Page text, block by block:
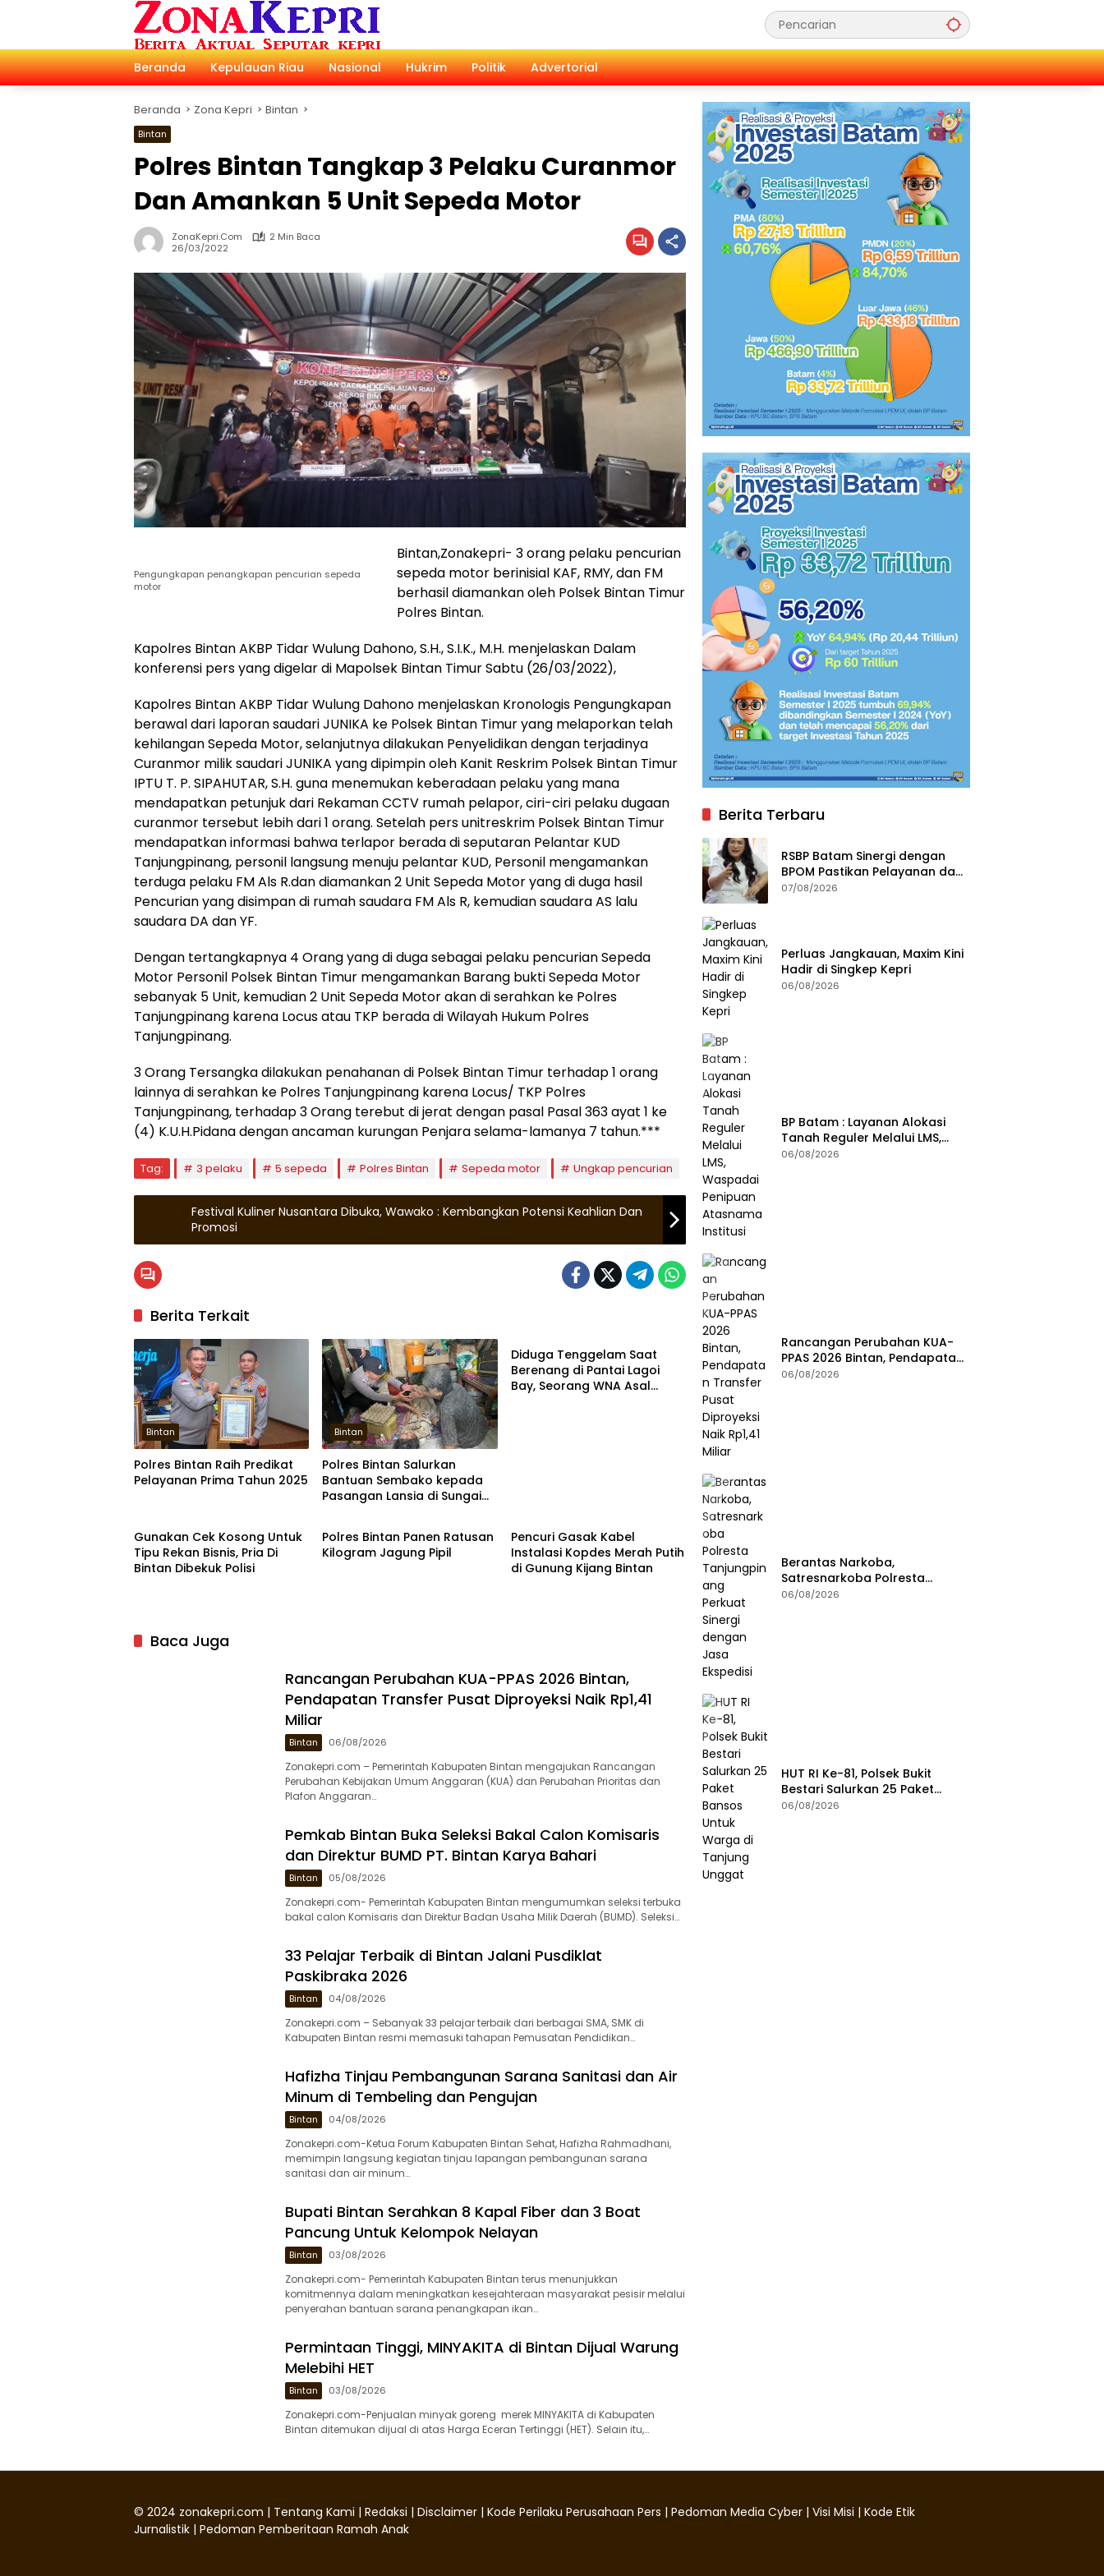
Beranda
Kepulauan Riau Nasional Hukrim Politik Advertorial
Beranda Zona Kepri Bintan
Bintan
Polres Bintan Tangkap 3 Pelaku Curanmor
Dan Amankan 5 Unit Sepeda Motor
ZonaKepri.com
2 Min Baca
26/03/2022
Pengungkapan penangkapan pencurian sepeda
motor
Bintan,Zonakepri- 3 orang pelaku pencurian
sepeda motor berinisial KAF, RMY, dan FM
berhasil diamankan oleh Polsek Bintan Timur
Polres Bintan.
Kapolres Bintan AKBP Tidar Wulung Dahono, S.H., S.I.K., M.H. menjelaskan Dalam
konferensi pers yang digelar di Mapolsek Bintan Timur Sabtu (26/03/2022),
Kapolres Bintan AKBP Tidar Wulung Dahono menjelaskan Kronologis Pengungkapan
berawal dari laporan saudari JUNIKA ke Polsek Bintan Timur yang melaporkan telah
kehilangan Sepeda Motor, selanjutnya dilakukan Penyelidikan dengan terjadinya
Curanmor milik saudari JUNIKA yang dipimpin oleh Kanit Reskrim Polsek Bintan Timur
IPTU T. P. SIPAHUTAR, S.H. guna menemukan keberadaan pelaku yang mana
mendapatkan petunjuk dari Rekaman CCTV rumah pelapor, ciri-ciri pelaku dugaan
curanmor tersebut lebih dari 1 orang. Setelah pers unitreskrim Polsek Bintan Timur
mendapatkan informasi bahwa terlapor berada di seputaran Pelantar KUD
Tanjungpinang, personil langsung menuju pelantar KUD, Personil mengamankan
terduga pelaku FM Als R.dan diamankan 2 Unit Sepeda Motor yang di duga hasil
Pencurian yang disimpan di rumah saudara FM Als R, kemudian saudara AS lalu
saudara DA dan YF.
Dengan tertangkapnya 4 Orang yang di duga sebagai pelaku pencurian Sepeda
Motor Personil Polsek Bintan Timur mengamankan Barang bukti Sepeda Motor
sebanyak 5 Unit, kemudian 2 Unit Sepeda Motor akan di serahkan ke Polres
Tanjungpinang karena Locus atau TKP berada di Wilayah Hukum Polres
Tanjungpinang.
3 Orang Tersangka dilakukan penahanan di Polsek Bintan Timur terhadap 1 orang
lainnya di serahkan ke Polres Tanjungpinang karena Locus/ TKP Polres
Tanjungpinang, terhadap 3 Orang terebut di jerat dengan pasal Pasal 363 ayat 1 ke
(4) K.U.H.Pidana dengan ancaman kurungan Penjara selama-lamanya 7 tahun.***
Tag: 3 pelaku 5 sepeda Polres Bintan Sepeda motor Ungkap pencurian
Festival Kuliner Nusantara Dibuka, Wawako : Kembangkan Potensi Keahlian Dan
Promosi
Berita Terkait
Bintan
Polres Bintan Raih Predikat
Pelayanan Prima Tahun 2025
Bintan
Polres Bintan Salurkan
Bantuan Sembako kepada
Pasangan Lansia di Sungai
Diduga Tenggelam Saat
Berenang di Pantai Lagoi
Bay, Seorang WNA Asal
Gunakan Cek Kosong Untuk
Tipu Rekan Bisnis, Pria Di
Bintan Dibekuk Polisi
Bintan
Polres Bintan Panen Ratusan
Kilogram Jagung Pipil
Pencuri Gasak Kabel
Instalasi Kopdes Merah Putih
di Gunung Kijang Bintan
Baca Juga
Rancangan Perubahan KUA-PPAS 2026 Bintan,
Pendapatan Transfer Pusat Diproyeksi Naik Rp1,41
Miliar
Bintan 06/08/2026
Zonakepri.com – Pemerintah Kabupaten Bintan mengajukan Rancangan
Perubahan Kebijakan Umum Anggaran (KUA) dan Perubahan Prioritas dan
Plafon Anggaran…
Pemkab Bintan Buka Seleksi Bakal Calon Komisaris
dan Direktur BUMD PT. Bintan Karya Bahari
Bintan 05/08/2026
Zonakepri.com- Pemerintah Kabupaten Bintan mengumumkan seleksi terbuka
bakal calon Komisaris dan Direktur Badan Usaha Milik Daerah (BUMD). Seleksi…
33 Pelajar Terbaik di Bintan Jalani Pusdiklat
Paskibraka 2026
Bintan 04/08/2026
Zonakepri.com – Sebanyak 33 pelajar terbaik dari berbagai SMA, SMK di
Kabupaten Bintan resmi memasuki tahapan Pemusatan Pendidikan…
Hafizha Tinjau Pembangunan Sarana Sanitasi dan Air
Minum di Tembeling dan Pengujan
Bintan 04/08/2026
Zonakepri.com-Ketua Forum Kabupaten Bintan Sehat, Hafizha Rahmadhani,
memimpin langsung kegiatan tinjau lapangan pembangunan sarana
sanitasi dan air minum…
Bupati Bintan Serahkan 8 Kapal Fiber dan 3 Boat
Pancung Untuk Kelompok Nelayan
Bintan 03/08/2026
Zonakepri.com- Pemerintah Kabupaten Bintan terus menunjukkan
komitmennya dalam meningkatkan kesejahteraan masyarakat pesisir melalui
penyerahan bantuan sarana penangkapan ikan…
Permintaan Tinggi, MINYAKITA di Bintan Dijual Warung
Melebihi HET
Bintan 03/08/2026
Zonakepri.com-Penjualan minyak goreng merek MINYAKITA di Kabupaten
Bintan ditemukan dijual di atas Harga Eceran Tertinggi (HET). Selain itu,…
Berita Terbaru
RSBP Batam Sinergi dengan
BPOM Pastikan Pelayanan dan
Ketersediaan Obat Aman
07/08/2026
Perluas Jangkauan, Maxim Kini
Hadir di Singkep Kepri
06/08/2026
BP Batam : Layanan Alokasi
Tanah Reguler Melalui LMS,
Waspadai Penipuan Atasnama
06/08/2026
Rancangan Perubahan KUA-
PPAS 2026 Bintan, Pendapatan
Transfer Pusat Diproyeksi Naik
06/08/2026
Berantas Narkoba,
Satresnarkoba Polresta
Tanjungpinang Perkuat Sinergi
06/08/2026
HUT RI Ke-81, Polsek Bukit
Bestari Salurkan 25 Paket
Bansos Untuk Warga di
06/08/2026
© 2024 zonakepri.com | Tentang Kami | Redaksi | Disclaimer | Kode Perilaku Perusahaan Pers | Pedoman Media Cyber | Visi Misi | Kode Etik
Jurnalistik | Pedoman Pemberitaan Ramah Anak